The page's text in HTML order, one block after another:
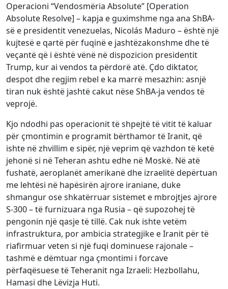
Operacioni “Vendosmëria Absolute” [Operation
Absolute Resolve] – kapja e guximshme nga ana ShBA-
së e presidentit venezuelas, Nicolás Maduro – është një
kujtesë e qartë për fuqinë e jashtëzakonshme dhe të
veçantë që i është vënë në dispozicion presidentit
Trump, kur ai vendos ta përdorë atë. Çdo diktator,
despot dhe regjim rebel e ka marrë mesazhin: asnjë
tiran nuk është jashtë cakut nëse ShBA-ja vendos të
veprojë.
Kjo ndodhi pas operacionit të shpejtë të vitit të kaluar
për çmontimin e programit bërthamor të Iranit, që
ishte në zhvillim e sipër, një veprim që vazhdon të ketë
jehonë si në Teheran ashtu edhe në Moskë. Në atë
fushatë, aeroplanët amerikanë dhe izraelitë depërtuan
me lehtësi në hapësirën ajrore iraniane, duke
shmangur ose shkatërruar sistemet e mbrojtjes ajrore
S-300 – të furnizuara nga Rusia – që supozohej të
pengonin një qasje të tillë. Cak nuk ishte vetëm
infrastruktura, por ambicia strategjike e Iranit për të
riafirmuar veten si një fuqi dominuese rajonale –
tashmë e dëmtuar nga çmontimi i forcave
përfaqësuese të Teheranit nga Izraeli: Hezbollahu,
Hamasi dhe Lëvizja Huti.